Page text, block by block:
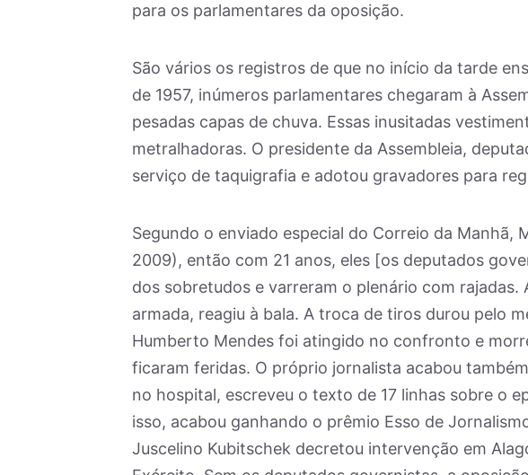
para os parlamentares da oposição.
São vários os registros de que no início da tarde
de 1957, inúmeros parlamentares chegaram à
pesadas capas de chuva. Essas inusitadas
metralhadoras. O presidente da Assembleia,
serviço de taquigrafia e adotou gravadores para
Segundo o enviado especial do Correio da Manhã,
2009), então com 21 anos, eles [os deputados
dos sobretudos e varreram o plenário com rajadas.
armada, reagiu à bala. A troca de tiros durou pelo
Humberto Mendes foi atingido no confronto e
ficaram feridas. O próprio jornalista acabou
no hospital, escreveu o texto de 17 linhas sobre o
isso, acabou ganhando o prêmio Esso de
Juscelino Kubitschek decretou intervenção em